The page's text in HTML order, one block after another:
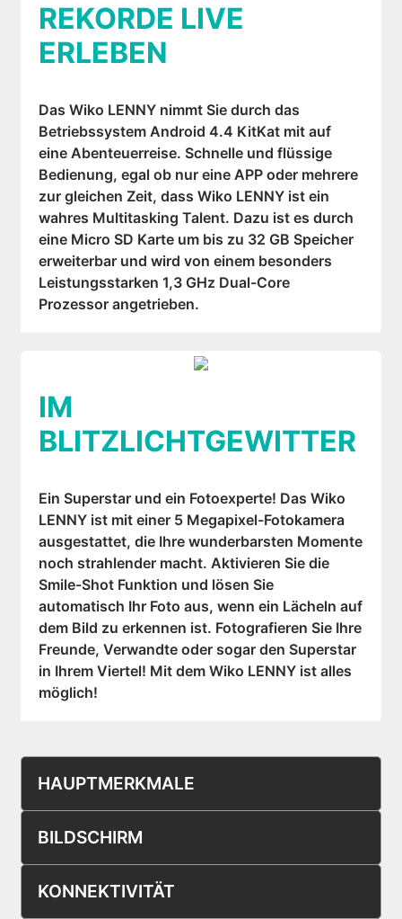
REKORDE LIVE
ERLEBEN
Das Wiko LENNY nimmt Sie durch das
Betriebssystem Android 4.4 KitKat mit auf
eine Abenteuerreise. Schnelle und flüssige
Bedienung, egal ob nur eine APP oder mehrere
zur gleichen Zeit, dass Wiko LENNY ist ein
wahres Multitasking Talent. Dazu ist es durch
eine Micro SD Karte um bis zu 32 GB Speicher
erweiterbar und wird von einem besonders
Leistungsstarken 1,3 GHz Dual-Core
Prozessor angetrieben.
IM
BLITZLICHTGEWITTER
Ein Superstar und ein Fotoexperte! Das Wiko
LENNY ist mit einer 5 Megapixel-Fotokamera
ausgestattet, die Ihre wunderbarsten Momente
noch strahlender macht. Aktivieren Sie die
Smile-Shot Funktion und lösen Sie
automatisch Ihr Foto aus, wenn ein Lächeln auf
dem Bild zu erkennen ist. Fotografieren Sie Ihre
Freunde, Verwandte oder sogar den Superstar
in Ihrem Viertel! Mit dem Wiko LENNY ist alles
möglich!
HAUPTMERKMALE
BILDSCHIRM
KONNEKTIVITÄT